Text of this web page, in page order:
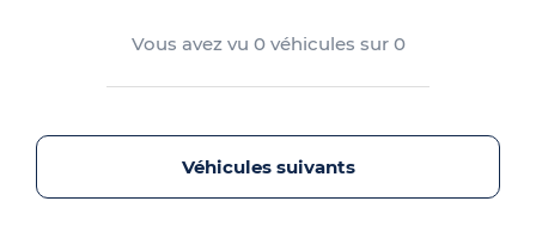
Vous avez vu 0 véhicules sur 0
Véhicules suivants